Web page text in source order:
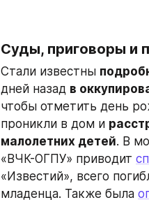
Суды, приговоры и
Стали известны
дней назад в
чтобы отметить день
проникли в дом и
малолетних детей. В
«ВЧК-ОГПУ» приводит
«Известий», всего
младенца. Также была